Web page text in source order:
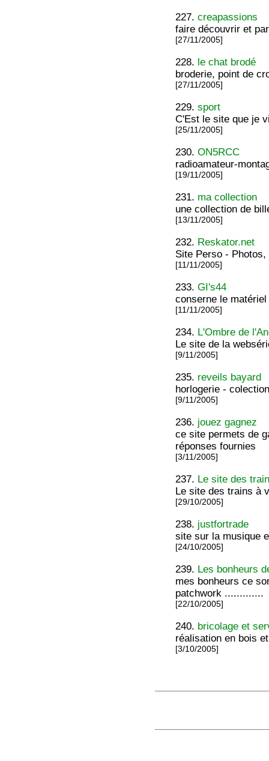
227.creapassions
faire découvrir et
[27/11/2005]
228. le chat brodé
broderie, point de
[27/11/2005]
229.sport
C'Est le site que je
[25/11/2005]
230.ON5RCC
radioamateur-
[19/11/2005]
231. ma collection
une collection de
[13/11/2005]
232. Reskator.net
Site Perso -
[11/11/2005]
233.GI's44
conserne le
[11/11/2005]
234. L'Ombre de
Le site de la
[9/11/2005]
235. reveils bayard
horlogerie -
[9/11/2005]
236. jouez gagnez
ce site permets de
réponses fournies
[3/11/2005]
237. Le site des
Le site des trains à
[29/10/2005]
238. justfortrade
site sur la musique
[24/10/2005]
239. Les bonheurs
mes bonheurs ce
patchwork .............
[22/10/2005]
240. bricolage et
réalisation en bois
[3/10/2005]